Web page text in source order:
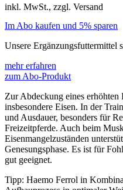
inkl. MwSt., zzgl. Versand
Im Abo kaufen und 5% sparen
Unsere Ergänzungsfuttermittel
mehr erfahren
zum Abo-Produkt
Zur Abdeckung eines erhöhten
insbesondere Eisen. In der
und Ausdauer, besonders für
Freizeitpferde. Auch beim
Eisenmangelzuständen
Genesungsphase. Es ist für
gut geeignet.
Tipp: Haemo Ferrol in